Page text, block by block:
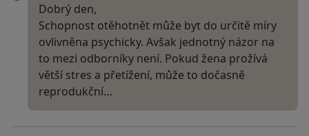
Dobrý den,
Schopnost otěhotnět může byt do určitě míry
ovlivněna psychicky. Avšak jednotný názor na
to mezi odborníky není. Pokud žena prožívá
větší stres a přetížení, může to dočasně
reprodukční…